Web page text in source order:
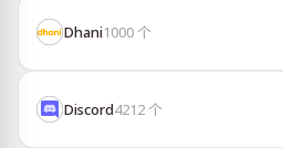
Dhani1000个
Discord4212个